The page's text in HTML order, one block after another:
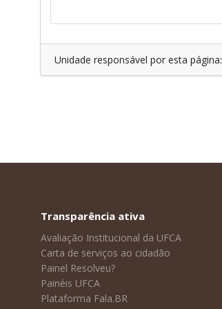
Unidade responsável por esta página:
Transparência ativa
Avaliação Institucional da UFCA
Carta de serviços ao cidadão
Painel Resolveu?
Painéis UFCA
Plataforma Fala.BR